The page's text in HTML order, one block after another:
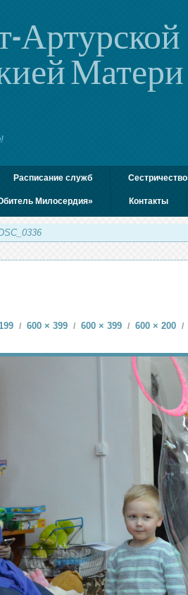
Артурской
Матери
Расписание служб Сестричество
Милосердия» Контакты
/ 600 × 399 / 600 × 399 / 600 × 200 /